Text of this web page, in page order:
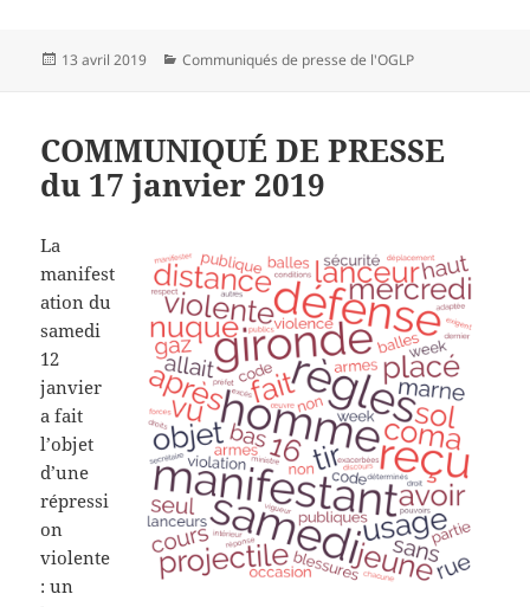
Publié
13 avril 2019 Catégories
Communiqués de presse de l'OGLP
COMMUNIQUÉ DE PRESSE
du 17 janvier 2019
La
manifest
ation du
samedi
12
janvier
a fait
l’objet
d’une
répressi
on
violente
: un